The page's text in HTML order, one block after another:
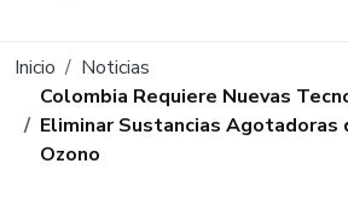
Ruta de navegación
Inicio
Noticias
Colombia Requiere Nuevas
Eliminar Sustancias Agotadoras
Ozono